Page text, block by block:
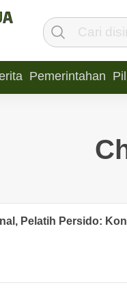
Pemerintahan
Pelatih Persido: